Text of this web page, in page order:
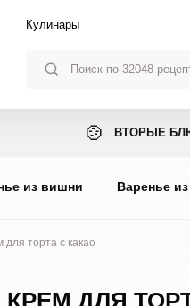
Кулинары
🍲 ВТОРЫЕ
из вишни Варенье
торта с какао
ДЛЯ